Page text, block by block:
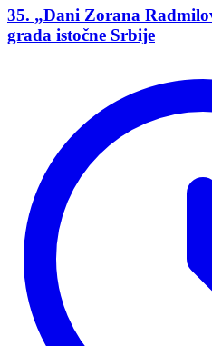
35. „Dani Zorana
grada istočne Srbije